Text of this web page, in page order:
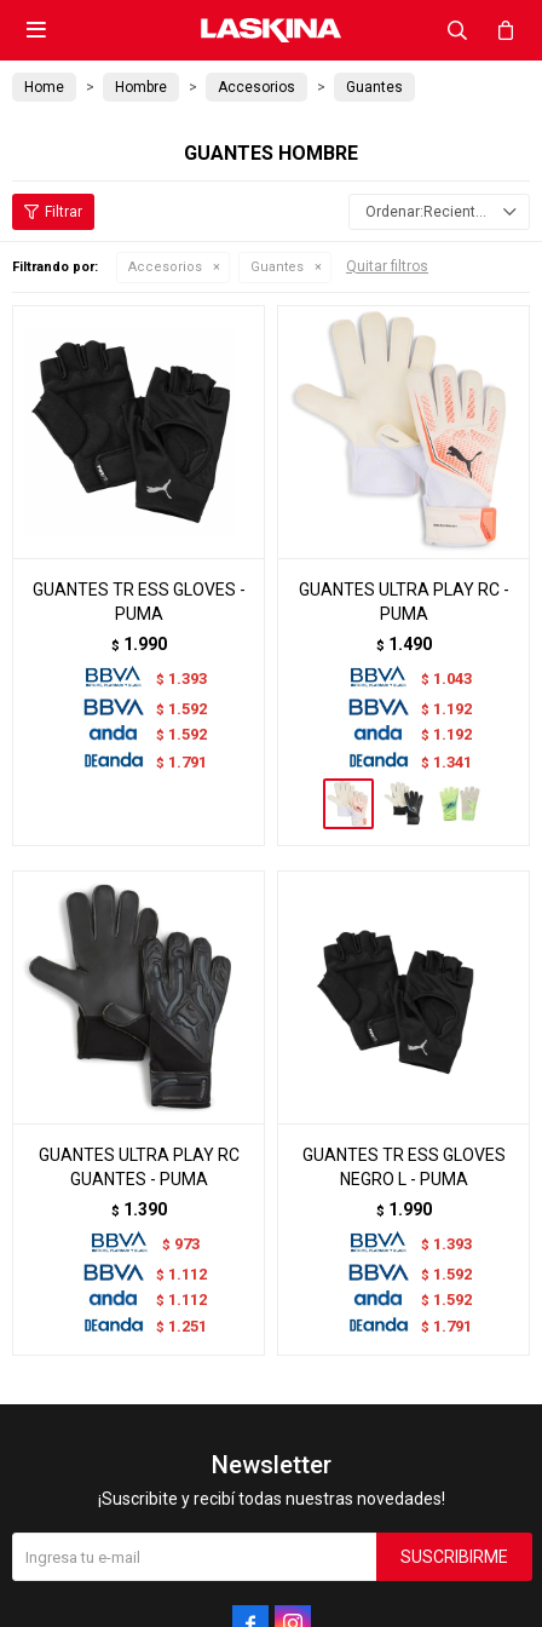

Home Hombre Accesorios Guantes
GUANTES HOMBRE
Recientes
Filtrando por: Accesorios Guantes Quitar filtros
GUANTES TR ESS GLOVES -
PUMA
$ 1.990
$ 1.393
$ 1.592
$ 1.592
$ 1.791
GUANTES ULTRA PLAY RC -
PUMA
$ 1.490
$ 1.043
$ 1.192
$ 1.192
$ 1.341
GUANTES ULTRA PLAY RC
GUANTES - PUMA
$ 1.390
$ 973
$ 1.112
$ 1.112
$ 1.251
GUANTES TR ESS GLOVES
NEGRO L - PUMA
$ 1.990
$ 1.393
$ 1.592
$ 1.592
$ 1.791
Newsletter
¡Suscribite y recibí todas nuestras novedades!
SUSCRIBIRME